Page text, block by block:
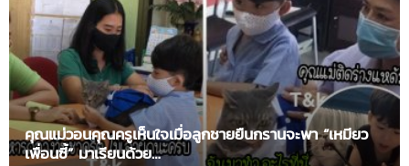
คุณแม่วอนคุณครูเห็นใจเมื่อลูกชายยืนกรานจะพา “เหมียว
เพื่อนซี้” มาเรียนด้วย…